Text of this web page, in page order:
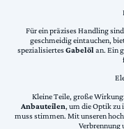
Für ein präzises Handling
geschmeidig eintauchen,
spezialisiertesGabelölan. Ein
Kleine Teile, große Wirkung:
Anbauteilen, um die Optik zu
muss stimmen. Mit unseren
Verbrennung